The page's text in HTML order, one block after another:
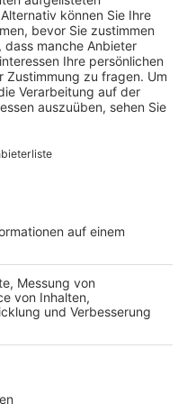
Zoo.
17:19
einer Eintrittskarte
alle Imbissbuden
aber Speisen und
noch bis
im Zoo gesperrt.
keine öffentlichen
müssen weiter auf die
Sie alle